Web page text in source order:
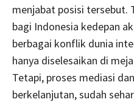
menjabat posisi tersebut.
bagi Indonesia kedepan
berbagai konflik dunia
hanya diselesaikan di
Tetapi, proses mediasi
berkelanjutan, sudah